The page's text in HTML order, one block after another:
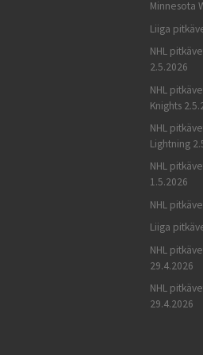
Minnesota
Liiga
NHL
2.5.2026
NHL
Knights
NHL
Lightning
NHL
1.5.2026
NHL
Liiga
NHL
29.4.2026
NHL
29.4.2026